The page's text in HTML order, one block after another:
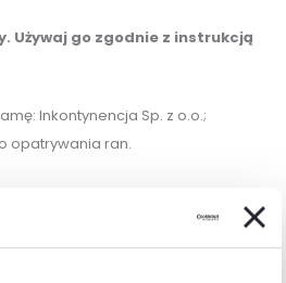
Używaj go zgodnie z instrukcją
Inkontynencja Sp. z o.o.;
opatrywania ran.